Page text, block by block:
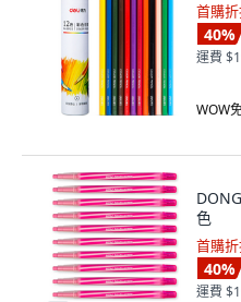
首購
40%
運費
WOW
色
首購
40%
運費